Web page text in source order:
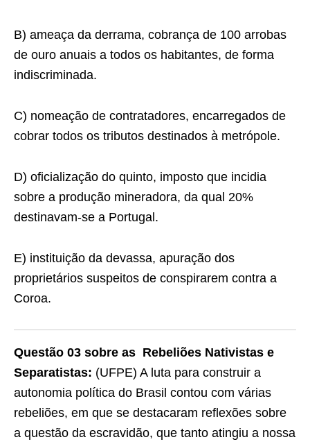
B) ameaça da derrama, cobrança de 100 arrobas
de ouro anuais a todos os habitantes, de forma
indiscriminada.
C) nomeação de contratadores, encarregados de
cobrar todos os tributos destinados à metrópole.
D) oficialização do quinto, imposto que incidia
sobre a produção mineradora, da qual 20%
destinavam-se a Portugal.
E) instituição da devassa, apuração dos
proprietários suspeitos de conspirarem contra a
Coroa.
Questão 03 sobre as Rebeliões Nativistas e
Separatistas: (UFPE) A luta para construir a
autonomia política do Brasil contou com várias
rebeliões, em que se destacaram reﬂexões sobre
a questão da escravidão, que tanto atingiu a nossa